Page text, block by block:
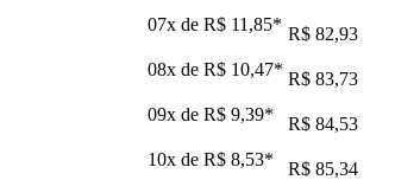
07x de R$ 11,85* R$ 82,93
08x de R$ 10,47* R$ 83,73
09x de R$ 9,39*
R$ 84,53
10x de R$ 8,53*
R$ 85,34